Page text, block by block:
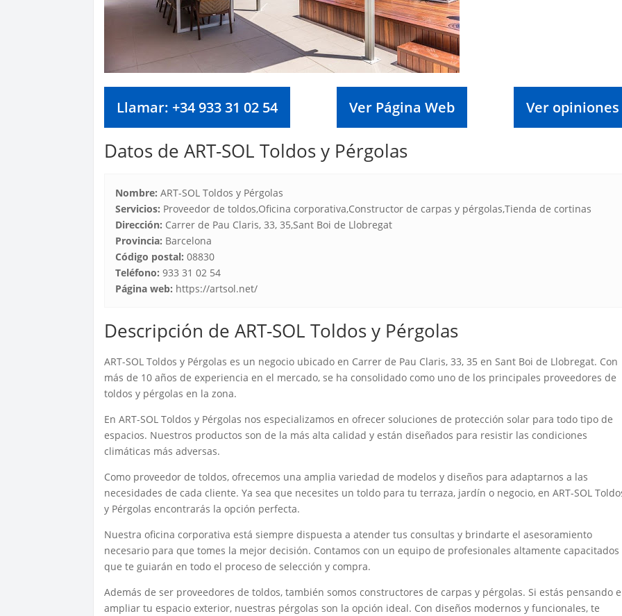
Llamar: +34 933 31 02 54 Ver Página Web Ver opiniones
Datos de ART-SOL Toldos y Pérgolas
Nombre: ART-SOL Toldos y Pérgolas
Servicios: Proveedor de toldos,Oficina corporativa,Constructor de carpas y pérgolas,Tienda de cortinas
Dirección: Carrer de Pau Claris, 33, 35,Sant Boi de Llobregat
Provincia: Barcelona
Código postal: 08830
Teléfono: 933 31 02 54
Página web: https://artsol.net/
Descripción de ART-SOL Toldos y Pérgolas
ART-SOL Toldos y Pérgolas es un negocio ubicado en Carrer de Pau Claris, 33, 35 en Sant Boi de Llobregat. Con
más de 10 años de experiencia en el mercado, se ha consolidado como uno de los principales proveedores de
toldos y pérgolas en la zona.
En ART-SOL Toldos y Pérgolas nos especializamos en ofrecer soluciones de protección solar para todo tipo de
espacios. Nuestros productos son de la más alta calidad y están diseñados para resistir las condiciones
climáticas más adversas.
Como proveedor de toldos, ofrecemos una amplia variedad de modelos y diseños para adaptarnos a las
necesidades de cada cliente. Ya sea que necesites un toldo para tu terraza, jardín o negocio, en ART-SOL
y Pérgolas encontrarás la opción perfecta.
Nuestra oficina corporativa está siempre dispuesta a atender tus consultas y brindarte el asesoramiento
necesario para que tomes la mejor decisión. Contamos con un equipo de profesionales altamente capacitados
que te guiarán en todo el proceso de selección y compra.
Además de ser proveedores de toldos, también somos constructores de carpas y pérgolas. Si estás pensando
ampliar tu espacio exterior, nuestras pérgolas son la opción ideal. Con diseños modernos y funcionales, te